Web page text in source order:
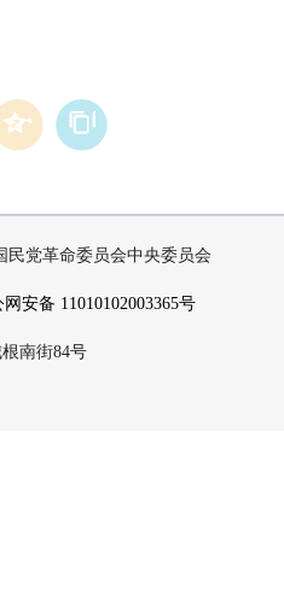
民党革命委员会中央委员会
安备 11010102003365号
南街84号